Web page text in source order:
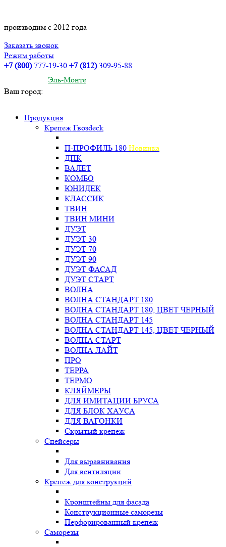
производим с 2012 года
Заказать звонок
Режим работы
+7 (800)777-19-30 +7 (812)309-95-88
Ваш город:
Эль-Монте
Продукция
Крепеж Гвозdeck
П-ПРОФИЛЬ 180 Новинка
ДПК
ВАЛЕТ
КОМБО
ЮНИДЕК
КЛАССИК
ТВИН
ТВИН МИНИ
ДУЭТ
ДУЭТ 30
ДУЭТ 70
ДУЭТ 90
ДУЭТ ФАСАД
ДУЭТ СТАРТ
ВОЛНА
ВОЛНА СТАНДАРТ 180
ВОЛНА СТАНДАРТ 180, ЦВЕТ ЧЕРНЫЙ
ВОЛНА СТАНДАРТ 145
ВОЛНА СТАНДАРТ 145, ЦВЕТ ЧЕРНЫЙ
ВОЛНА СТАРТ
ВОЛНА ЛАЙТ
ПРО
ТЕРРА
ТЕРМО
КЛЯЙМЕРЫ
ДЛЯ ИМИТАЦИИ БРУСА
ДЛЯ БЛОК ХАУСА
ДЛЯ ВАГОНКИ
Скрытый крепеж
Спейсеры
Для выравнивания
Для вентиляции
Крепеж для конструкций
Кронштейны для фасада
Конструкционные саморезы
Перфорированный крепеж
Саморезы